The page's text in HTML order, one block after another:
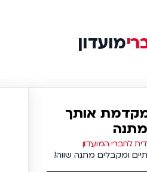
מועדון
מקדמת אותך
לחברי המועדון